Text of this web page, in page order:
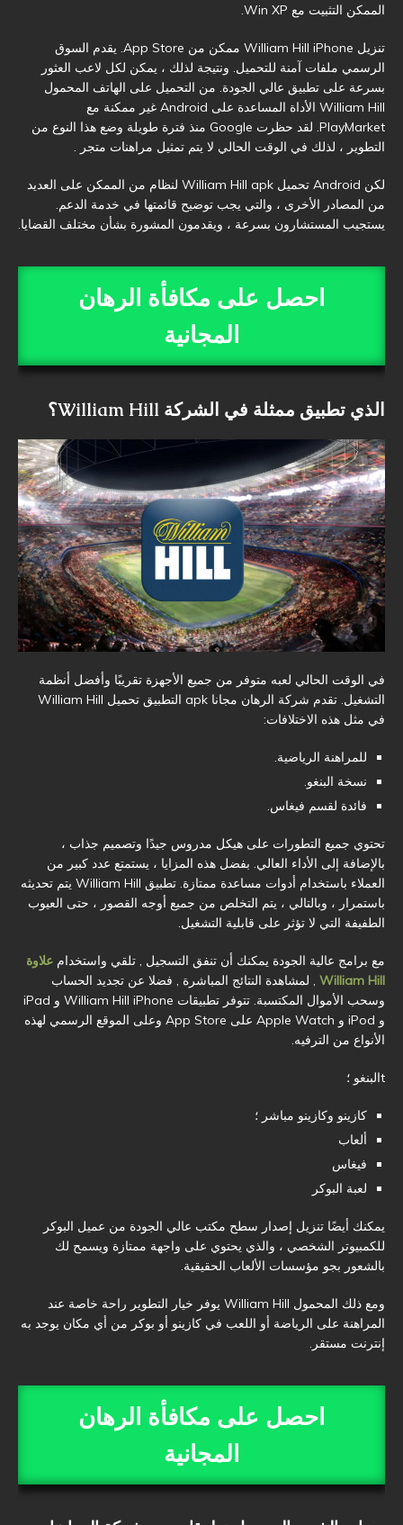
الممكن التثبيت مع Win XP.
تنزيل William Hill iPhone ممكن من App Store. يقدم السوق
الرسمي ملفات آمنة للتحميل. ونتيجة لذلك ، يمكن لكل لاعب العثور
بسرعة على تطبيق عالي الجودة. من التحميل على الهاتف المحمول
William Hill الأداة المساعدة على Android غير ممكنة مع
PlayMarket. لقد حظرت Google منذ فترة طويلة وضع هذا النوع من
التطوير ، لذلك في الوقت الحالي لا يتم تمثيل مراهنات متجر .
لكن Android تحميل William Hill apk لنظام من الممكن على العديد
من المصادر الأخرى ، والتي يجب توضيح قائمتها في خدمة الدعم.
يستجيب المستشارون بسرعة ، ويقدمون المشورة بشأن مختلف القضايا.
احصل على مكافأة الرهان
المجانية
الذي تطبيق ممثلة في الشركة William Hill؟
في الوقت الحالي لعبه متوفر من جميع الأجهزة تقريبًا وأفضل أنظمة
التشغيل. تقدم شركة الرهان مجانا apk التطبيق تحميل William Hill
في مثل هذه الاختلافات:
للمراهنة الرياضية.
نسخة البنغو.
فائدة لقسم فيغاس.
تحتوي جميع التطورات على هيكل مدروس جيدًا وتصميم جذاب ،
بالإضافة إلى الأداء العالي. بفضل هذه المزايا ، يستمتع عدد كبير من
العملاء باستخدام أدوات مساعدة ممتازة. تطبيق William Hill يتم تحديثه
باستمرار ، وبالتالي ، يتم التخلص من جميع أوجه القصور ، حتى العيوب
الطفيفة التي لا تؤثر على قابلية التشغيل.
مع برامج عالية الجودة يمكنك أن تنفق التسجيل , تلقي واستخدام علاوة
William Hill , لمشاهدة النتائج المباشرة , فضلا عن تجديد الحساب
وسحب الأموال المكتسبة. تتوفر تطبيقات William Hill iPhone و iPad
و iPod و Apple Watch على App Store وعلى الموقع الرسمي لهذه
الأنواع من الترفيه.
tالبنغو ؛
كازينو وكازينو مباشر ؛
ألعاب
فيغاس
لعبة البوكر
يمكنك أيضًا تنزيل إصدار سطح مكتب عالي الجودة من عميل البوكر
للكمبيوتر الشخصي ، والذي يحتوي على واجهة ممتازة ويسمح لك
بالشعور بجو مؤسسات الألعاب الحقيقية.
ومع ذلك المحمول William Hill يوفر خيار التطوير راحة خاصة عند
المراهنة على الرياضة أو اللعب في كازينو أو بوكر من أي مكان يوجد به
إنترنت مستقر.
احصل على مكافأة الرهان
المجانية